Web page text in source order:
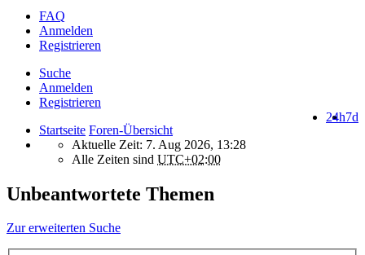
FAQ
Anmelden
Registrieren
Suche
Anmelden
Registrieren
7d
24h
Startseite Foren-Übersicht
Aktuelle Zeit: 7. Aug 2026, 13:28
Alle Zeiten sind UTC+02:00
Unbeantwortete Themen
Zur erweiterten Suche